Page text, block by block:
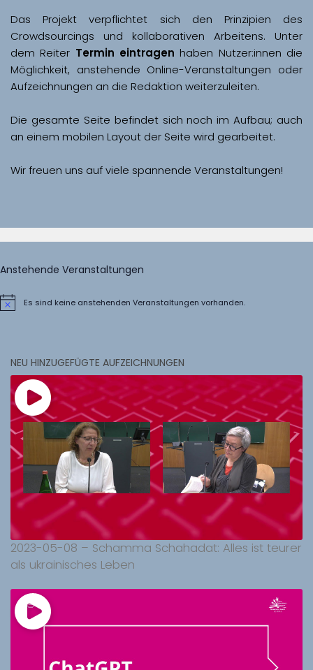
Das Projekt verpflichtet sich den Prinzipien des
Crowdsourcings und kollaborativen Arbeitens. Unter
dem Reiter Termin eintragen haben Nutzer:innen die
Möglichkeit, anstehende Online-Veranstaltungen oder
Aufzeichnungen an die Redaktion weiterzuleiten.
Die gesamte Seite befindet sich noch im Aufbau; auch
Wir freuen uns auf viele spannende Veranstaltungen!
Anstehende Veranstaltungen
HinweisEs sind keine anstehenden Veranstaltungen vorhanden.
NEU HINZUGEFÜGTE AUFZEICHNUNGEN
2023-05-08 – Schamma Schahadat: Alles ist teurer
als ukrainisches Leben